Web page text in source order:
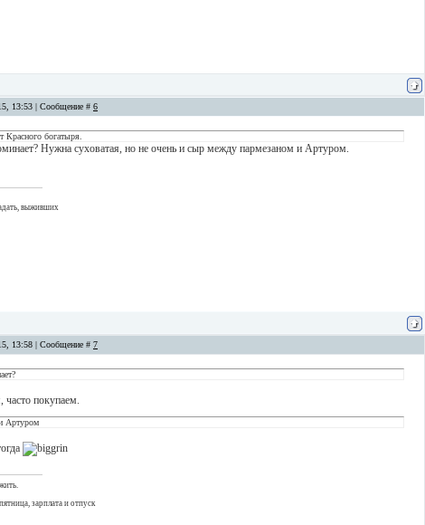
13:53 | Сообщение # 6
Красного богатыря.
Нужна суховатая, но не очень и сыр между пармезаном и Артуром.
выживших
13:58 | Сообщение # 7
часто покупаем.
Артуром
зарплата и отпуск